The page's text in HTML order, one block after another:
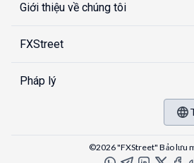
Giới thiệu về chúng tôi
FXStreet
Pháp lý
©2026 "FXStreet" Bảo lưu